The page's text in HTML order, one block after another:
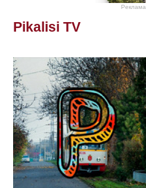
Реклама
Pikalisi TV